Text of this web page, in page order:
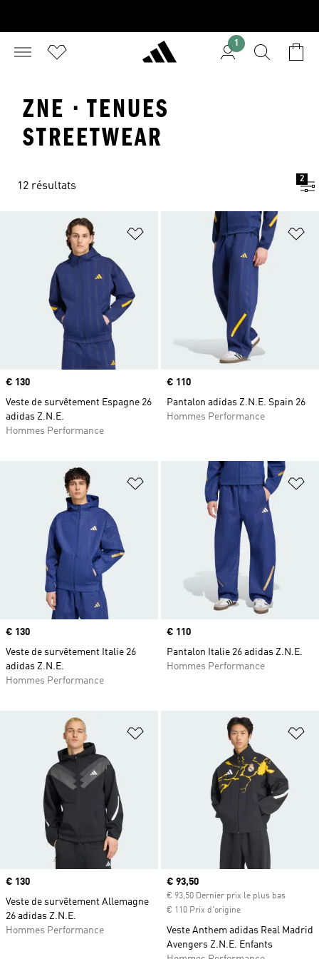
1
ZNE · TENUES
STREETWEAR
12 résultats
2
Ajouter à la Liste de produits
Prix
€ 130
Veste de survêtement Espagne 26
adidas Z.N.E.
Hommes Performance
Prix
€ 110
Pantalon adidas Z.N.E. Spain 26
Hommes Performance
Ajouter à la Liste de produits
Prix
€ 130
Veste de survêtement Italie 26
adidas Z.N.E.
Hommes Performance
Prix
€ 110
Pantalon Italie 26 adidas Z.N.E.
Hommes Performance
Ajouter à la Liste de produits
Prix
€ 130
Veste de survêtement Allemagne
26 adidas Z.N.E.
Hommes Performance
Prix actuel
€ 93,50
€ 93,50 Dernier prix le plus bas
€ 110 Prix d'origine
Veste Anthem adidas Real Madrid
Avengers Z.N.E. Enfants